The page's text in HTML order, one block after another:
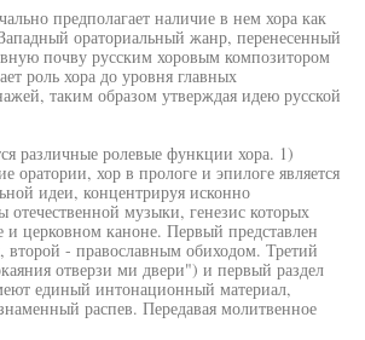
предполагает наличие в нем хора как
ораториальный жанр, перенесенный
почву русским хоровым композитором
роль хора до уровня главных
таким образом утверждая идею русской
различные ролевые функции хора. 1)
оратории, хор в прологе и эпилоге является
идеи, концентрируя исконно
отечественной музыки, генезис которых
и церковном каноне. Первый представлен
- православным обиходом. Третий
отверзи ми двери") и первый раздел
единый интонационный материал,
распев. Передавая молитвенное